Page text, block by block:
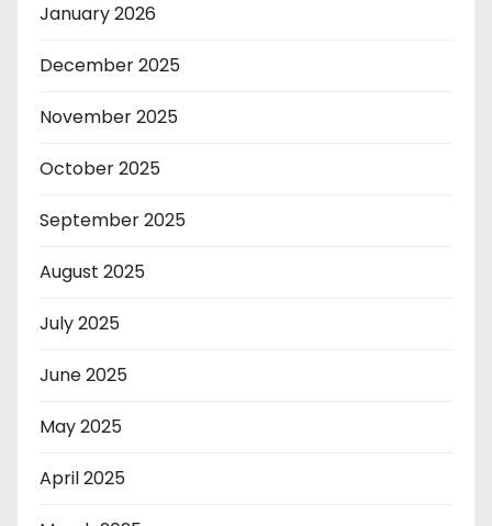
January 2026
December 2025
November 2025
October 2025
September 2025
August 2025
July 2025
June 2025
May 2025
April 2025